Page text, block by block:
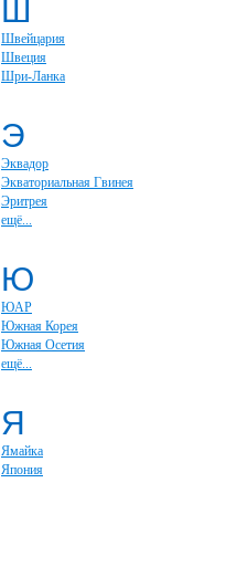
Ш
Швейцария
Швеция
Шри-Ланка
Э
Эквадор
Экваториальная Гвинея
Эритрея
ещё...
Ю
ЮАР
Южная Корея
Южная Осетия
ещё...
Я
Ямайка
Япония